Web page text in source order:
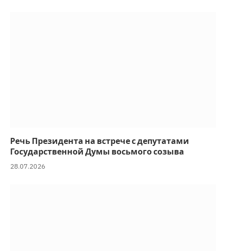
Речь Президента на встрече с депутатами
Государственной Думы восьмого созыва
28.07.2026